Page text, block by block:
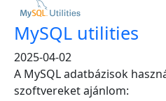
MySQL utilities
2025-04-02
A MySQL adatbázisok
szoftvereket ajánlom: